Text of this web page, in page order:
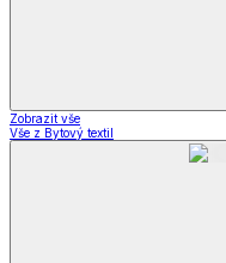
Zobrazit vše
Vše z Bytový textil